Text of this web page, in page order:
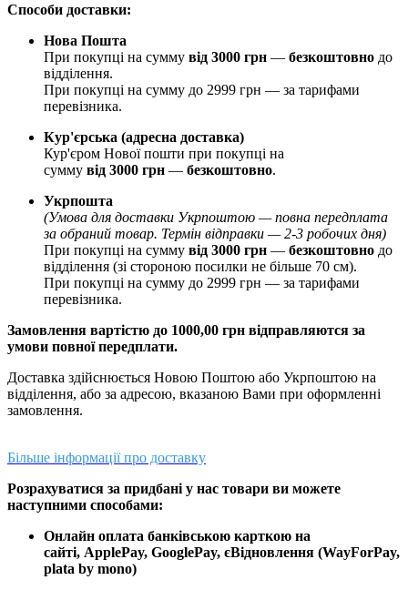
Способи доставки:
Нова Пошта
При покупці на сумму від 3000 грн — безкоштовно до
відділення.
При покупці на сумму до 2999 грн — за тарифами
перевізника.
Кур'єрська (адресна доставка)
Кур'єром Нової пошти при покупці на
сумму від 3000 грн — безкоштовно.
Укрпошта
(Умова для доставки Укрпоштою — повна передплата
за обраний товар. Термін відправки — 2-3 робочих дня)
При покупці на сумму від 3000 грн — безкоштовно до
відділення (зі стороною посилки не більше 70 см).
При покупці на сумму до 2999 грн — за тарифами
перевізника.
Замовлення вартістю до 1000,00 грн відправляются за
умови повної передплати.
Доставка здійснюється Новою Поштою або Укрпоштою на
відділення, або за адресою, вказаною Вами при оформленні
замовлення.
Більше інформації про доставку
Розрахуватися за придбані у нас товари ви можете
наступними способами:
Онлайн оплата банківською карткою на
сайті, ApplePay, GooglePay, єВідновлення (WayForPay,
plata by mono)